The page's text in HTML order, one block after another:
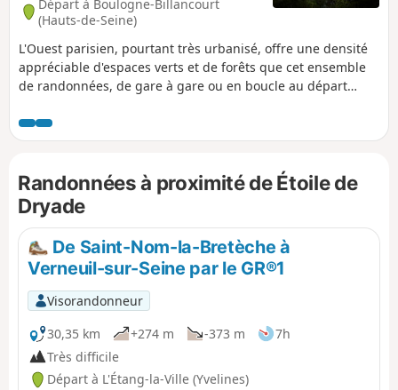
Départ à Boulogne-Billancourt
(Hauts-de-Seine)
L'Ouest parisien, pourtant très urbanisé, offre une densité
appréciable d'espaces verts et de forêts que cet ensemble
de randonnées, de gare à gare ou en boucle au départ
forestiers sont au programme : Saint-Cloud, La Celle, Marly,
Versailles, Les Tailles d'Herbelaye et Saint-Germain-en-Laye.
notamment dans les parcs de Saint-Cloud et de Marly, à
Marnes-la-Coquette, Chambourcy et Poissy.
Randonnées à proximité de Étoile de
Dryade
De Saint-Nom-la-Bretèche à
Verneuil-sur-Seine par le GR®1
Visorandonneur
30,35 km
+274 m -373 m
7h
Très difficile
Départ à L'Étang-la-Ville (Yvelines)